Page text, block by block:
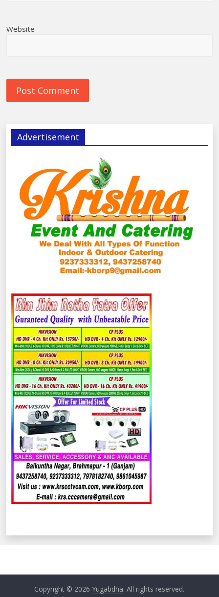
Website
Advertisement
Copyright © 2026Yugabdha. All rights reserved.